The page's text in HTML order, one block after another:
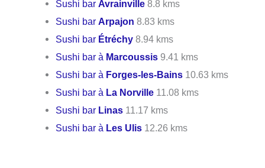
Sushi bar Avrainville 8.8 kms
Sushi bar Arpajon 8.83 kms
Sushi bar Étréchy 8.94 kms
Sushi bar à Marcoussis 9.41 kms
Sushi bar à Forges-les-Bains 10.63 kms
Sushi bar à La Norville 11.08 kms
Sushi bar Linas 11.17 kms
Sushi bar à Les Ulis 12.26 kms